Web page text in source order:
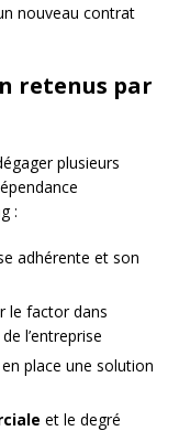
nouveau contrat
retenus par
plusieurs
:
adhérente et son
le factor dans
l’entreprise
place une solution
et le degré